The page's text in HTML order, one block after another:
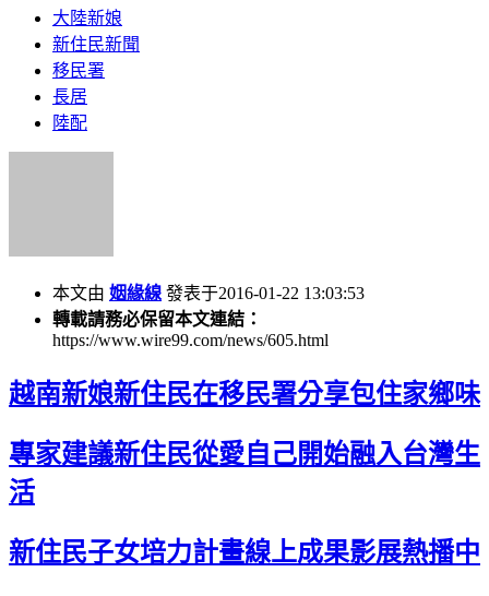
大陸新娘
新住民新聞
移民署
長居
陸配
本文由 姻緣線 發表于2016-01-22 13:03:53
轉載請務必保留本文連結：
https://www.wire99.com/news/605.html
越南新娘新住民在移民署分享包住家鄉味
專家建議新住民從愛自己開始融入台灣生
活
新住民子女培力計畫線上成果影展熱播中